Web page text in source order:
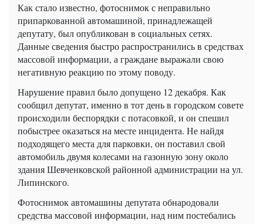
Как стало известно, фотоснимок с неправильно
припаркованной автомашиной, принадлежащей
депутату, был опубликован в социальных сетях.
Данные сведения быстро распространились в средствах
массовой информации, а граждане выражали свою
негативную реакцию по этому поводу.
Нарушение правил было допущено 12 декабря. Как
сообщил депутат, именно в тот день в городском совете
происходили беспорядки с потасовкой, и он спешил
побыстрее оказаться на месте инцидента. Не найдя
подходящего места для парковки, он поставил свой
автомобиль двумя колесами на газонную зону около
здания Шевченковской районной администрации на ул.
Липинского.
Фотоснимок автомашины депутата обнародовали
средства массовой информации, над ним постебались